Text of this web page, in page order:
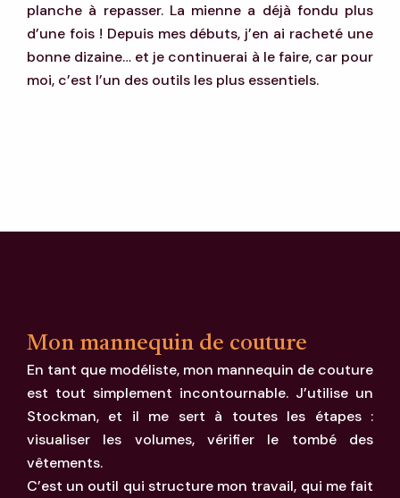
planche à repasser. La mienne a déjà fondu plus
d’une fois ! Depuis mes débuts, j’en ai racheté une
bonne dizaine… et je continuerai à le faire, car pour
moi, c’est l’un des outils les plus essentiels.
Mon mannequin de couture
En tant que modéliste, mon mannequin de couture
est tout simplement incontournable. J’utilise un
Stockman, et il me sert à toutes les étapes :
visualiser les volumes, vérifier le tombé des
vêtements.
C’est un outil qui structure mon travail, qui me fait